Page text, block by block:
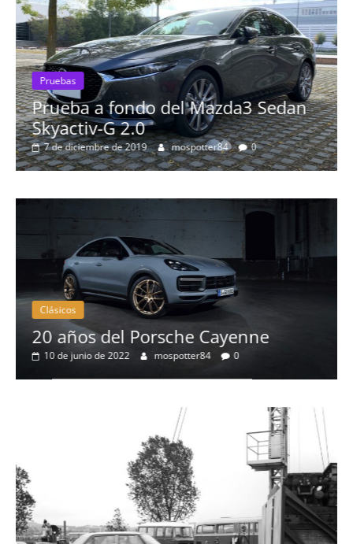
Pruebas
Prueba a fondo del Mazda3 Sedan
Skyactiv-G 2.0
7 de diciembre de 2019 mospotter84 0
Clásicos
20 años del Porsche Cayenne
10 de junio de 2022 mospotter84 0